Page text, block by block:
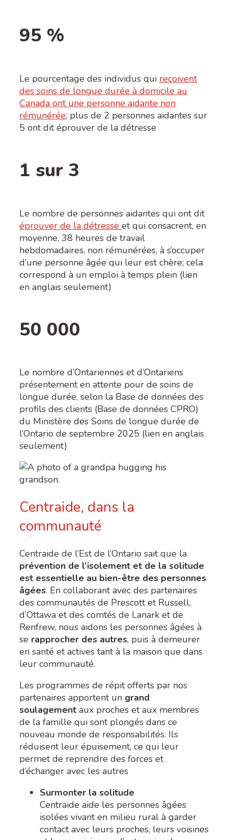
95 %
Le pourcentage des individus qui reçoivent
des soins de longue durée à domicile au
Canada ont une personne aidante non
rémunérée; plus de 2 personnes aidantes sur
5 ont dit éprouver de la détresse
1 sur 3
Le nombre de personnes aidantes qui ont dit
éprouver de la détresse et qui consacrent, en
moyenne, 38 heures de travail
hebdomadaires, non rémunérées, à s’occuper
d’une personne âgée qui leur est chère; cela
correspond à un emploi à temps plein (lien
en anglais seulement)
50 000
Le nombre d’Ontariennes et d’Ontariens
présentement en attente pour de soins de
longue durée, selon la Base de données des
profils des clients (Base de données CPRO)
du Ministère des Soins de longue durée de
l’Ontario de septembre 2025 (lien en anglais
seulement)
Centraide, dans la
communauté
Centraide de l’Est de l’Ontario sait que la
prévention de l’isolement et de la solitude
est essentielle au bien-être des personnes
âgées. En collaborant avec des partenaires
des communautés de Prescott et Russell,
d’Ottawa et des comtés de Lanark et de
Renfrew, nous aidons les personnes âgées à
se rapprocher des autres, puis à demeurer
en santé et actives tant à la maison que dans
leur communauté.
Les programmes de répit offerts par nos
partenaires apportent un grand
soulagement aux proches et aux membres
de la famille qui sont plongés dans ce
nouveau monde de responsabilités. Ils
réduisent leur épuisement, ce qui leur
permet de reprendre des forces et
d’échanger avec les autres
Surmonter la solitude
Centraide aide les personnes âgées
isolées vivant en milieu rural à garder
contact avec leurs proches, leurs voisines